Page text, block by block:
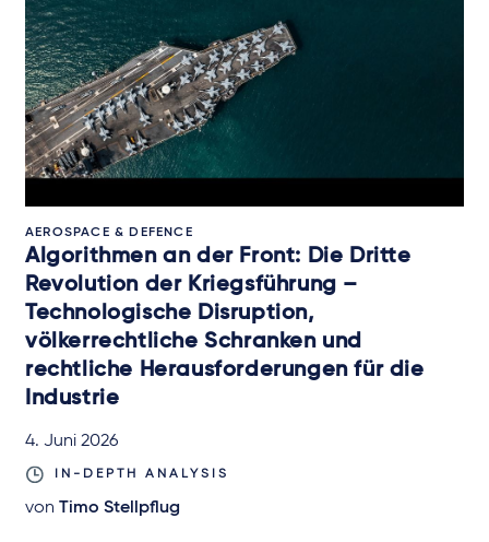
AEROSPACE & DEFENCE
Algorithmen an der Front: Die Dritte
Revolution der Kriegsführung –
Technologische Disruption,
völkerrechtliche Schranken und
rechtliche Herausforderungen für die
Industrie
4. Juni 2026
IN-DEPTH ANALYSIS
von Timo Stellpflug